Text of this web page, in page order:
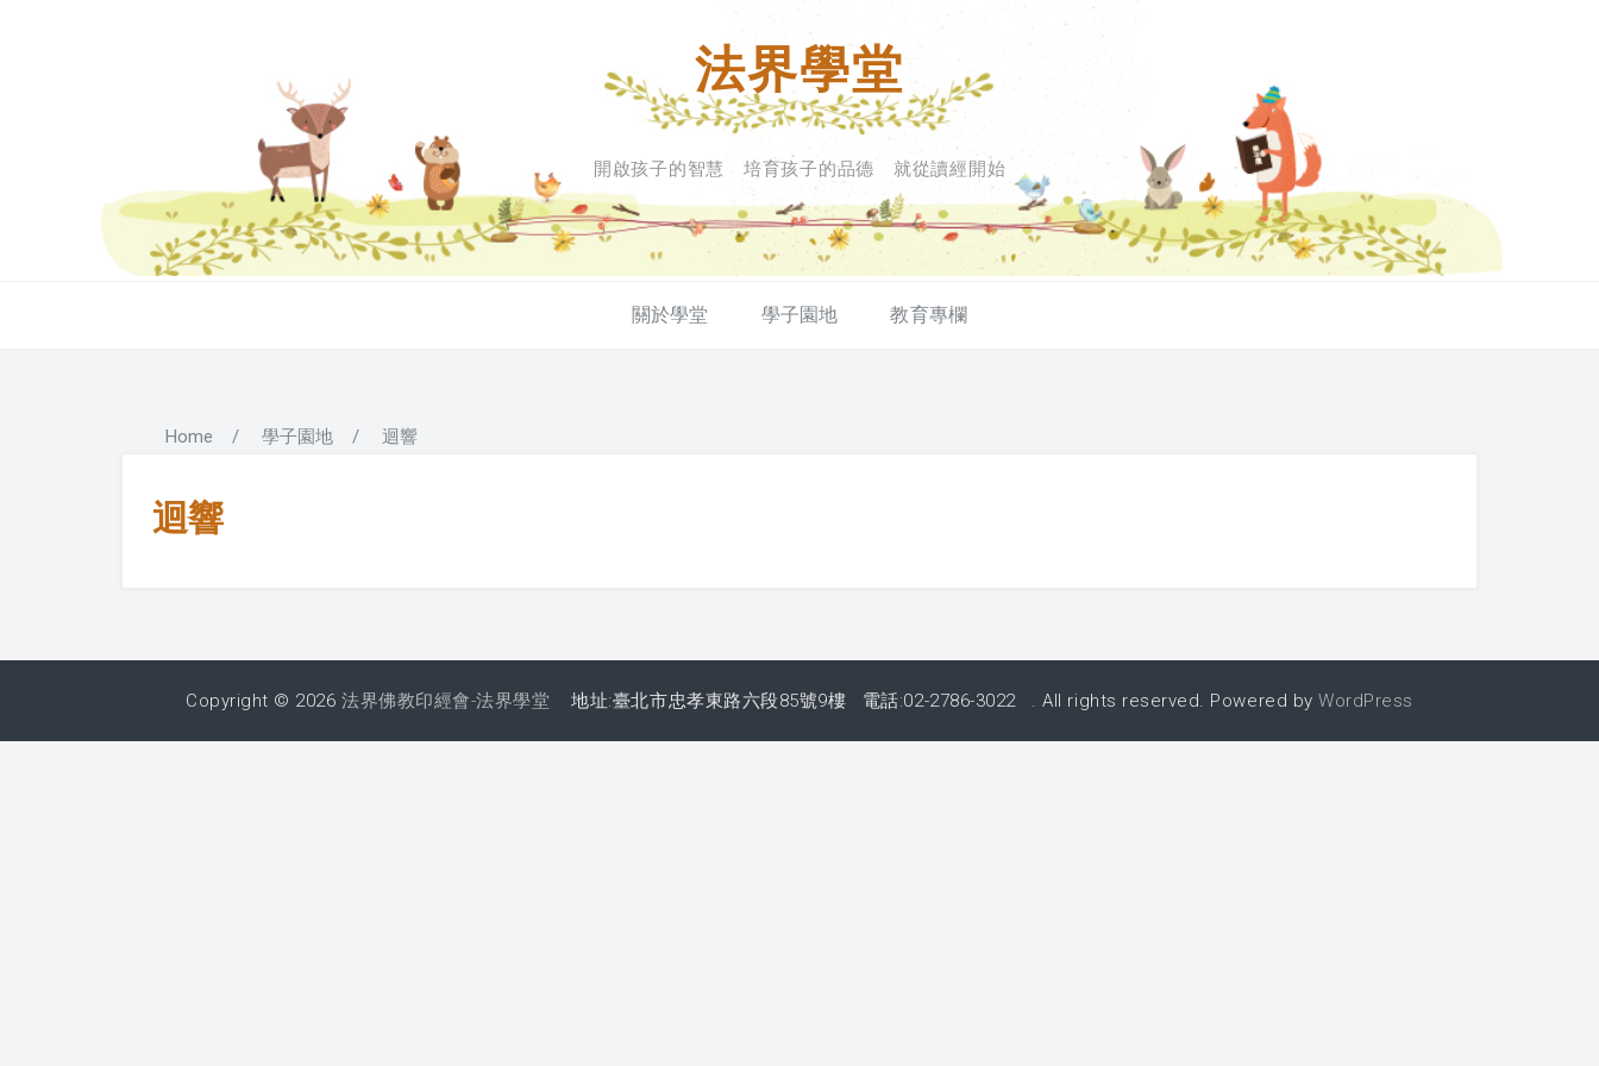
法界學堂
開啟孩子的智慧 培育孩子的品德 就從讀經開始
關於學堂 學子園地 教育專欄
Home / 學子園地 / 迴響
迴響
Copyright © 2026 法界佛教印經會-法界學堂 地址:臺北市忠孝東路六段85號9樓 電話:02-2786-3022 . All rights reserved. Powered byWordPress